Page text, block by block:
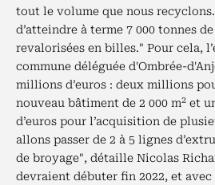
tout le volume que nous
d’atteindre à terme 7 000 tonnes
revalorisées en billes." Pour cela,
commune déléguée d'Ombrée-
millions d’euros : deux millions
nouveau bâtiment de 2 000 m2 et
d’euros pour l’acquisition de
allons passer de 2 à 5 lignes
de broyage", détaille Nicolas
devraient débuter fin 2022, et avec